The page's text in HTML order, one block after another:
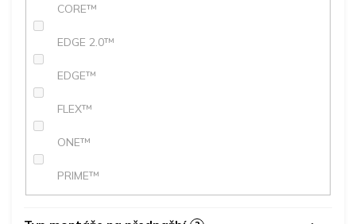
CORE™
EDGE 2.0™
EDGE™
FLEX™
ONE™
PRIME™